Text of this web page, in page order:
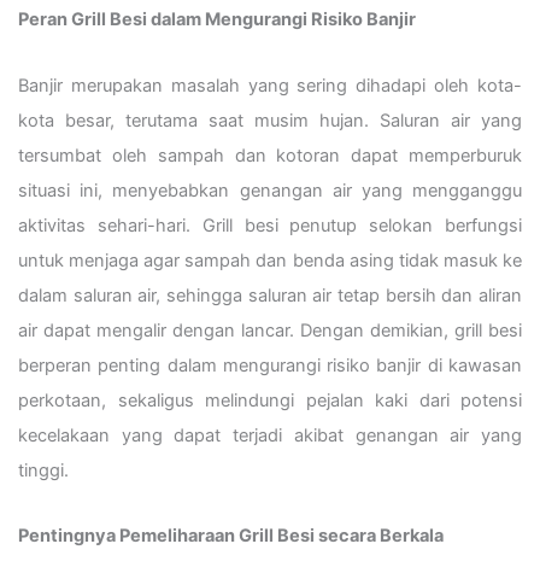
Peran Grill Besi dalam Mengurangi Risiko Banjir
Banjir merupakan masalah yang sering dihadapi oleh kota-
kota besar, terutama saat musim hujan. Saluran air yang
tersumbat oleh sampah dan kotoran dapat memperburuk
situasi ini, menyebabkan genangan air yang mengganggu
aktivitas sehari-hari. Grill besi penutup selokan berfungsi
untuk menjaga agar sampah dan benda asing tidak masuk ke
dalam saluran air, sehingga saluran air tetap bersih dan aliran
air dapat mengalir dengan lancar. Dengan demikian, grill besi
berperan penting dalam mengurangi risiko banjir di kawasan
perkotaan, sekaligus melindungi pejalan kaki dari potensi
kecelakaan yang dapat terjadi akibat genangan air yang
tinggi.
Pentingnya Pemeliharaan Grill Besi secara Berkala